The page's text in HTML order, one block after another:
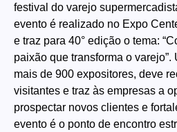
festival do varejo
evento é realizado no Expo
e traz para 40° edição o tema:
paixão que transforma o varejo”.
mais de 900 expositores, deve
visitantes e traz às empresas a
prospectar novos clientes e
evento é o ponto de encontro